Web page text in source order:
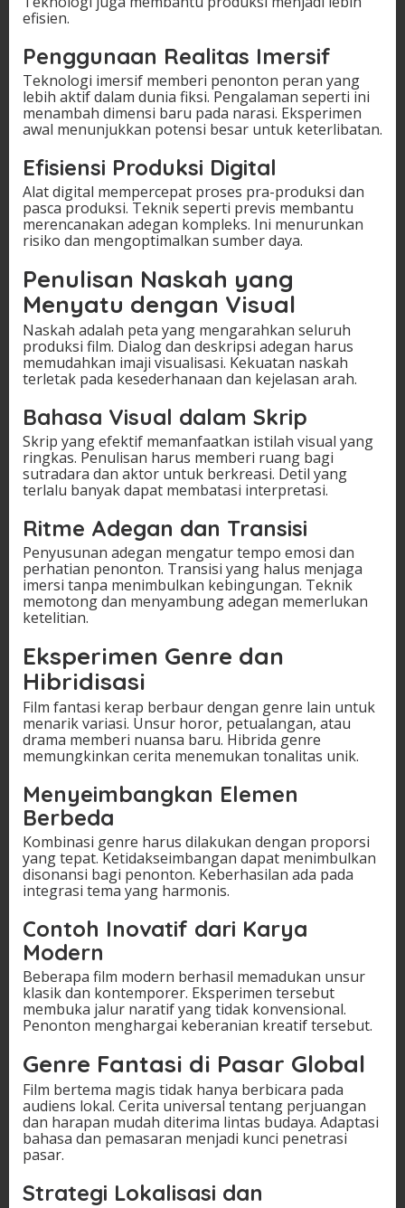
efisien.
Penggunaan Realitas Imersif
Teknologi imersif memberi penonton peran yang
lebih aktif dalam dunia fiksi. Pengalaman seperti ini
menambah dimensi baru pada narasi. Eksperimen
awal menunjukkan potensi besar untuk keterlibatan.
Efisiensi Produksi Digital
Alat digital mempercepat proses pra-produksi dan
pasca produksi. Teknik seperti previs membantu
merencanakan adegan kompleks. Ini menurunkan
risiko dan mengoptimalkan sumber daya.
Penulisan Naskah yang
Menyatu dengan Visual
Naskah adalah peta yang mengarahkan seluruh
produksi film. Dialog dan deskripsi adegan harus
memudahkan imaji visualisasi. Kekuatan naskah
terletak pada kesederhanaan dan kejelasan arah.
Bahasa Visual dalam Skrip
Skrip yang efektif memanfaatkan istilah visual yang
ringkas. Penulisan harus memberi ruang bagi
sutradara dan aktor untuk berkreasi. Detil yang
terlalu banyak dapat membatasi interpretasi.
Ritme Adegan dan Transisi
Penyusunan adegan mengatur tempo emosi dan
perhatian penonton. Transisi yang halus menjaga
imersi tanpa menimbulkan kebingungan. Teknik
memotong dan menyambung adegan memerlukan
ketelitian.
Eksperimen Genre dan
Hibridisasi
Film fantasi kerap berbaur dengan genre lain untuk
menarik variasi. Unsur horor, petualangan, atau
drama memberi nuansa baru. Hibrida genre
memungkinkan cerita menemukan tonalitas unik.
Menyeimbangkan Elemen
Berbeda
Kombinasi genre harus dilakukan dengan proporsi
yang tepat. Ketidakseimbangan dapat menimbulkan
disonansi bagi penonton. Keberhasilan ada pada
integrasi tema yang harmonis.
Contoh Inovatif dari Karya
Modern
Beberapa film modern berhasil memadukan unsur
klasik dan kontemporer. Eksperimen tersebut
membuka jalur naratif yang tidak konvensional.
Penonton menghargai keberanian kreatif tersebut.
Genre Fantasi di Pasar Global
Film bertema magis tidak hanya berbicara pada
audiens lokal. Cerita universal tentang perjuangan
dan harapan mudah diterima lintas budaya. Adaptasi
bahasa dan pemasaran menjadi kunci penetrasi
pasar.
Strategi Lokalisasi dan